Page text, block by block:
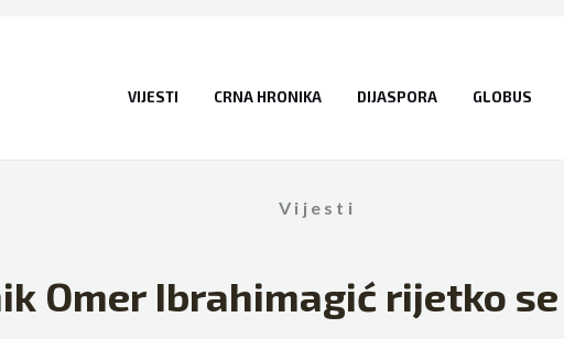
VIJESTI CRNA HRONIKA DIJASPORA GLOBUS
Vijesti
Omer Ibrahimagić rijetko